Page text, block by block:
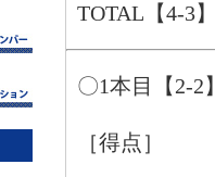
TOTAL【4-3
〇1本目【2-2
［得点］